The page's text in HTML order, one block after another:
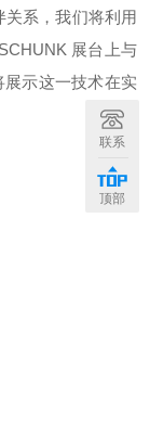
系，我们将利用
展台上与
示这一技术在实
联系
顶部